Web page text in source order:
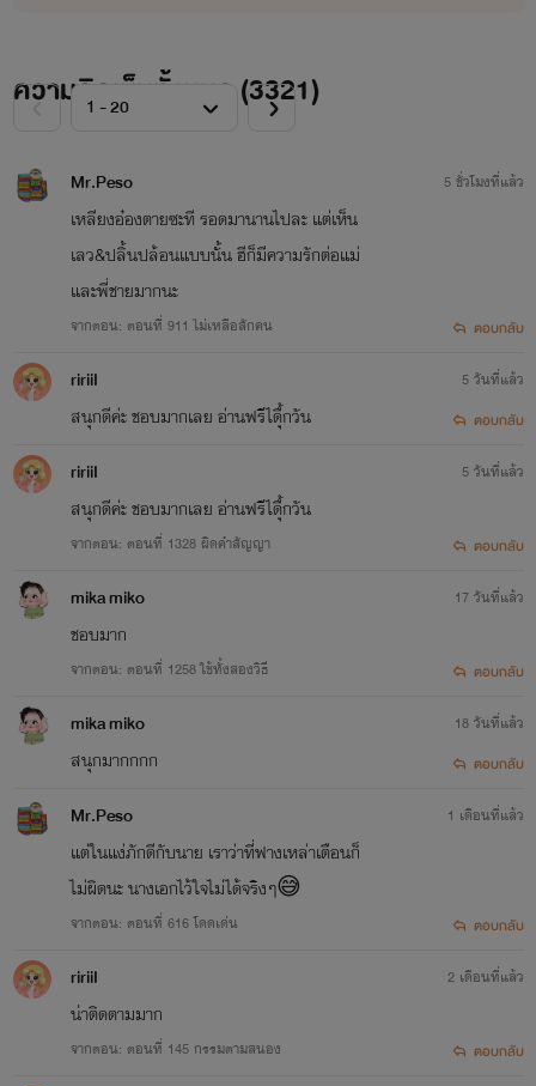
ด้วยเจ้าค่ะ
ความคิดเห็นทั้งหมด (3321)
Mr.Peso
เหลียงอ๋องตายซะที รอดมานานไปละ แต่เห็น
เลว&ปลิ้นปล้อนแบบนั้น ฮีก็มีความรักต่อแม่
และพี่ชายมากนะ
จากตอน: ตอนที่ 911 ไม่เหลือสักคน
5 ชั่วโมงที่แล้ว
ตอบกลับ
ririiI
สนุกดีค่ะ ชอบมากเลย อ่านฟรีได้ืุกวัน
5 วันที่แล้ว
ตอบกลับ
ririiI
สนุกดีค่ะ ชอบมากเลย อ่านฟรีได้ืุกวัน
จากตอน: ตอนที่ 1328 ผิดคำสัญญา
5 วันที่แล้ว
ตอบกลับ
mika miko
ชอบมาก
จากตอน: ตอนที่ 1258 ใช้ทั้งสองวิธี
17 วันที่แล้ว
ตอบกลับ
mika miko
สนุกมากกกก
18 วันที่แล้ว
ตอบกลับ
Mr.Peso
แต่ในแง่ภักดีกับนาย เราว่าที่ฟางเหล่าเตือนก็
ไม่ผิดนะ นางเอกไว้ใจไม่ได้จริงๆ😅
จากตอน: ตอนที่ 616 โดดเด่น
1 เดือนที่แล้ว
ตอบกลับ
ririiI
น่าติดตามมาก
จากตอน: ตอนที่ 145 กรรมตามสนอง
2 เดือนที่แล้ว
ตอบกลับ